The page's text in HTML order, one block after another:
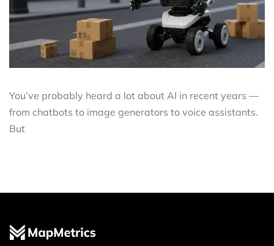
You’ve probably heard a lot about AI in recent years —
from chatbots to image generators to voice assistants.
But